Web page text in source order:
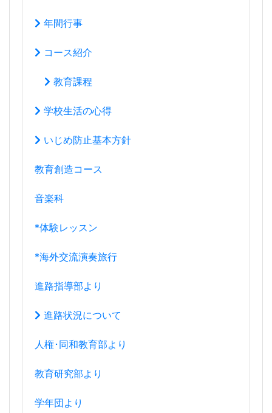
教育目標
沿革
年間行事
コース紹介
教育課程
学校生活の心得
いじめ防止基本方針
教育創造コース
音楽科
*体験レッスン
*海外交流演奏旅行
進路指導部より
進路状況について
人権･同和教育部より